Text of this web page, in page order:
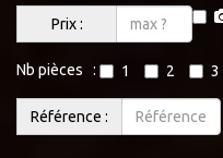
Prix :
Nb pièces : 1 2 3
Référence :